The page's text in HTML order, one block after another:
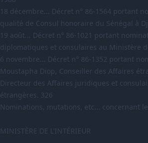
18 décembre... Décret n° 86-1564 portant
qualité de Consul honoraire du Sénégal à
19 août... Décret n° 86-1021 portant
diplomatiques et consulaires au Ministère
6 novembre... Décret n° 86-1352 portant
Moustapha Diop, Conseiller des Affaires
Directeur des Affaires juridiques et
étrangères. 326
Nominations, mutations, etc... concernant
MINISTÈRE DE L'INTÉRIEUR